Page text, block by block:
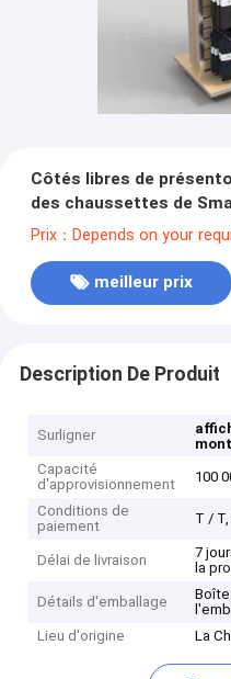
Côtés libres de
des chaussettes de
Prix：Depends on your
meilleur prix
Description De Produit
Surligner
Capacité
d'approvisionnement
100
Conditions de
paiement
T / T,
Délai de livraison
7
la
Détails d'emballage
Lieu d'origine
La